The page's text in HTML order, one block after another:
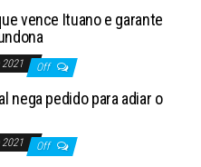
vence Ituano e garante
2021 Off
nega pedido para adiar o
2021 Off